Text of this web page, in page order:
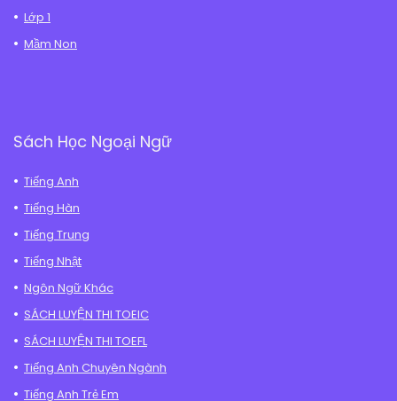
Lớp 1
Mầm Non
Sách Học Ngoại Ngữ
Tiếng Anh
Tiếng Hàn
Tiếng Trung
Tiếng Nhật
Ngôn Ngữ Khác
SÁCH LUYỆN THI TOEIC
SÁCH LUYỆN THI TOEFL
Tiếng Anh Chuyên Ngành
Tiếng Anh Trẻ Em